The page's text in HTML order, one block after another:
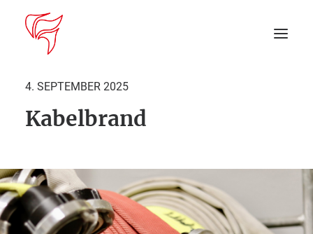
Startseite
DEIN EINSATZ
4. SEPTEMBER 2025
Kabelbrand